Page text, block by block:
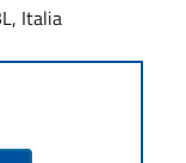
Italia